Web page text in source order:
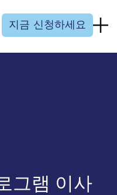
지금 신청하세요
그램 이사